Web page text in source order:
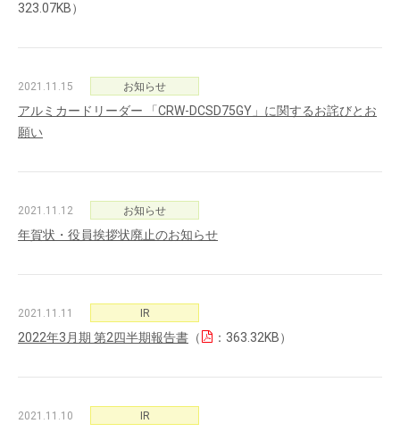
323.07KB）
2021.11.15 お知らせ
アルミカードリーダー 「CRW-DCSD75GY」に関するお詫びとお
願い
2021.11.12 お知らせ
年賀状・役員挨拶状廃止のお知らせ
2021.11.11 IR
2022年3月期 第2四半期報告書 （ ：363.32KB）
2021.11.10 IR